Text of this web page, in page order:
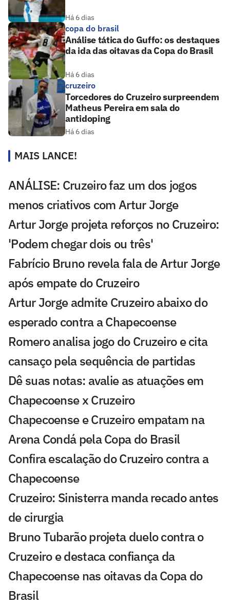
Há 6 dias
copa do brasil
Análise tática do Guffo: os destaques
da ida das oitavas da Copa do Brasil
Há 6 dias
cruzeiro
Torcedores do Cruzeiro surpreendem
Matheus Pereira em sala do
antidoping
Há 6 dias
MAIS LANCE!
ANÁLISE: Cruzeiro faz um dos jogos
menos criativos com Artur Jorge
Artur Jorge projeta reforços no Cruzeiro:
'Podem chegar dois ou três'
Fabrício Bruno revela fala de Artur Jorge
após empate do Cruzeiro
Artur Jorge admite Cruzeiro abaixo do
esperado contra a Chapecoense
Romero analisa jogo do Cruzeiro e cita
cansaço pela sequência de partidas
Dê suas notas: avalie as atuações em
Chapecoense x Cruzeiro
Chapecoense e Cruzeiro empatam na
Arena Condá pela Copa do Brasil
Confira escalação do Cruzeiro contra a
Chapecoense
Cruzeiro: Sinisterra manda recado antes
de cirurgia
Bruno Tubarão projeta duelo contra o
Cruzeiro e destaca confiança da
Chapecoense nas oitavas da Copa do
Brasil